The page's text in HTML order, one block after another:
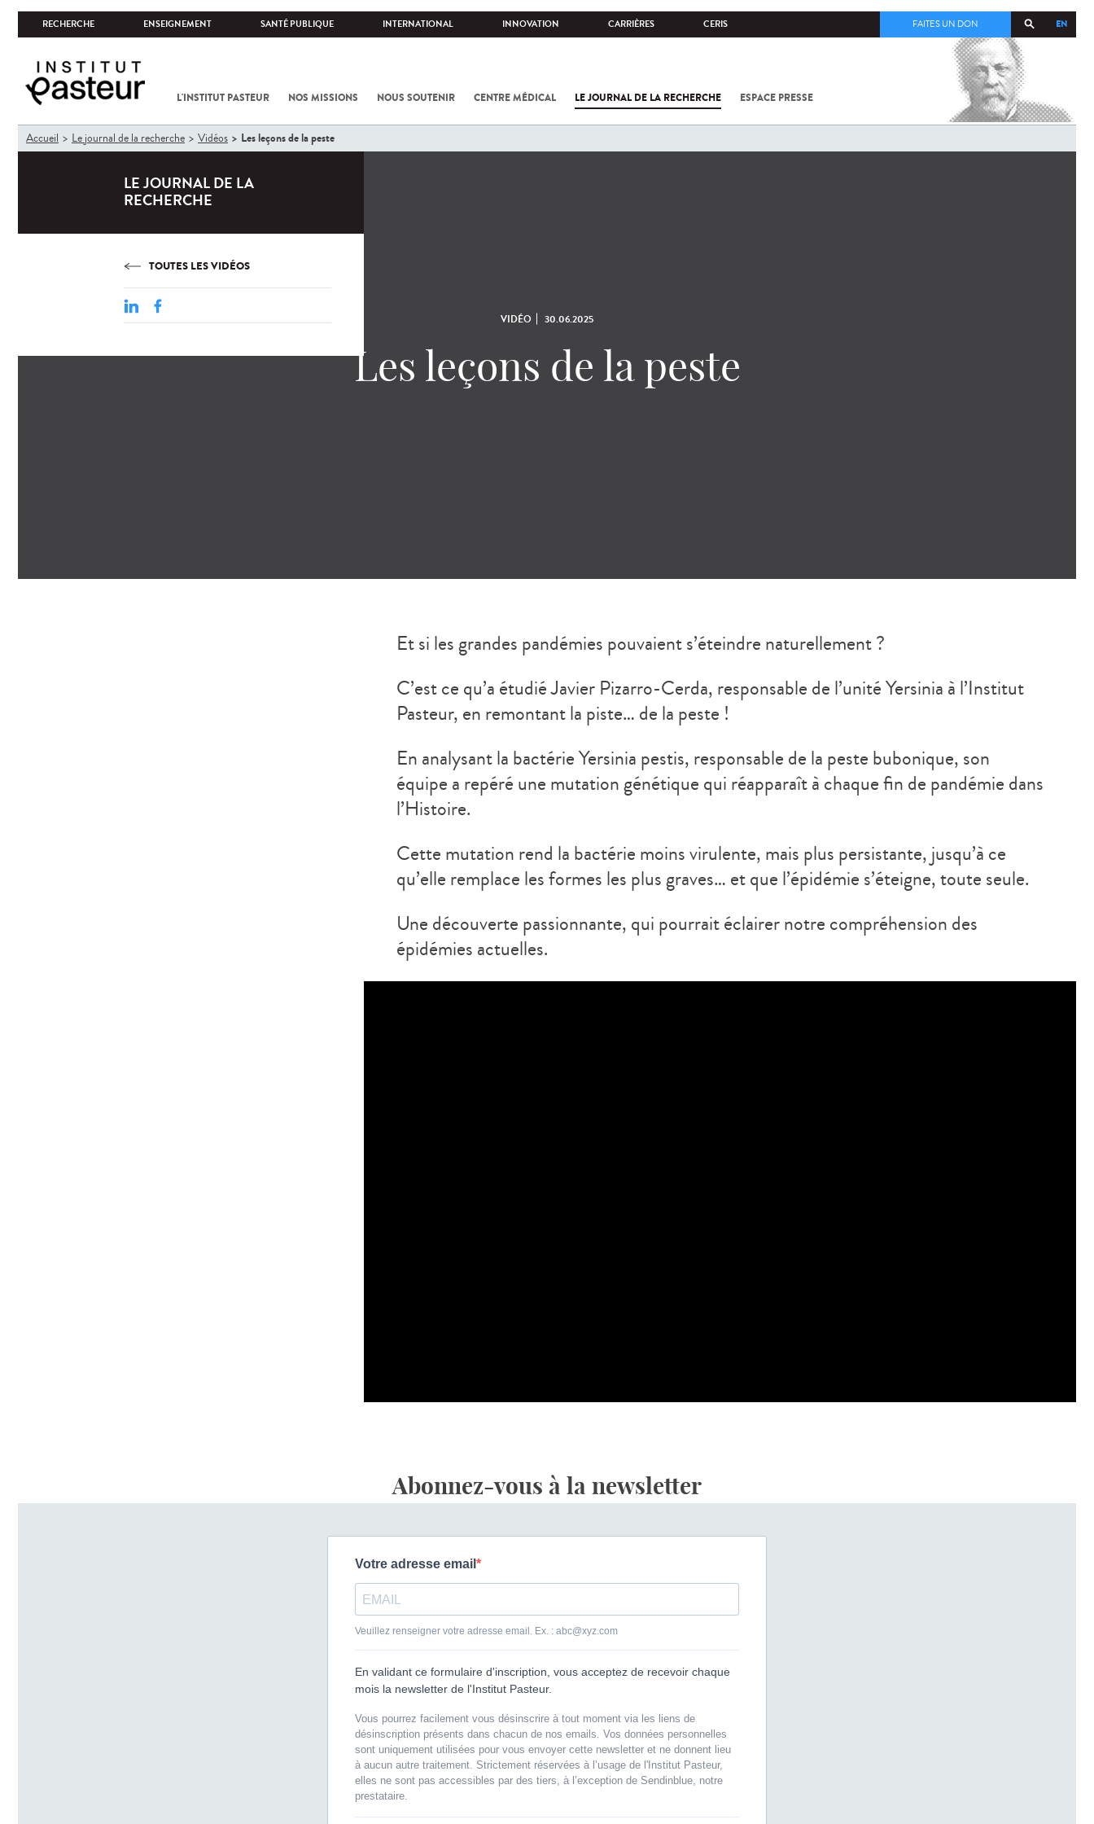
RECHERCHE ENSEIGNEMENT SANTÉ PUBLIQUE INTERNATIONAL INNOVATION CARRIÈRES CERIS EN
FAITES UN DON
L'INSTITUT PASTEUR NOS MISSIONS NOUS SOUTENIR CENTRE MÉDICAL LE JOURNAL DE LA RECHERCHE ESPACE PRESSE
COV-2 /
À
Vous
êtes
Accueil Le journal de la recherche Vidéos Les leçons de la peste
LE JOURNAL DE LA
RECHERCHE
TOUTES LES VIDÉOS
VIDÉO 30.06.2025
Les leçons de la peste
Et si les grandes pandémies pouvaient s’éteindre naturellement ?
C’est ce qu’a étudié Javier Pizarro-Cerda, responsable de l’unité Yersinia à l’Institut
Pasteur, en remontant la piste… de la peste !
En analysant la bactérie Yersinia pestis, responsable de la peste bubonique, son
équipe a repéré une mutation génétique qui réapparaît à chaque fin de pandémie dans
l’Histoire.
Cette mutation rend la bactérie moins virulente, mais plus persistante, jusqu’à ce
qu’elle remplace les formes les plus graves… et que l’épidémie s’éteigne, toute seule.
Une découverte passionnante, qui pourrait éclairer notre compréhension des
épidémies actuelles.
Abonnez-vous à la newsletter